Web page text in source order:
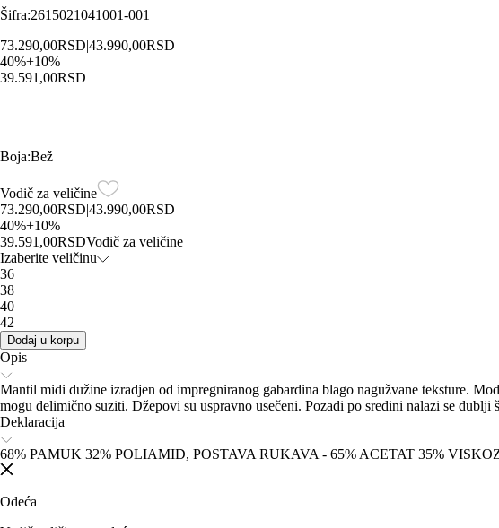
Šifra:2615021041001-001
73.290,00RSD|43.990,00RSD
40%+10%
39.591,00RSD
Boja:Bež
Vodič za veličine
73.290,00RSD|43.990,00RSD
40%+10%
39.591,00RSDVodič za veličine
Izaberite veličinu
36
38
40
42
Dodaj u korpu
Opis
Mantil midi dužine izradjen od impregniranog gabardina blago nagužvane teksture.
mogu delimično suziti. Džepovi su uspravno usečeni. Pozadi po sredini nalazi se
Deklaracija
68% PAMUK 32% POLIAMID, POSTAVA RUKAVA - 65% ACETAT 35%
Odeća